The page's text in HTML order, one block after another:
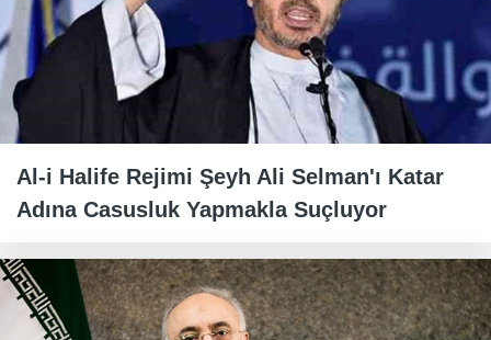
Al-i Halife Rejimi Şeyh Ali Selman'ı Katar
Adına Casusluk Yapmakla Suçluyor